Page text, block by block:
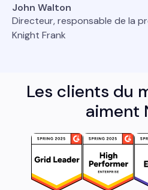
John Walton
Directeur, responsable de la
Knight Frank
Les clients du
aiment